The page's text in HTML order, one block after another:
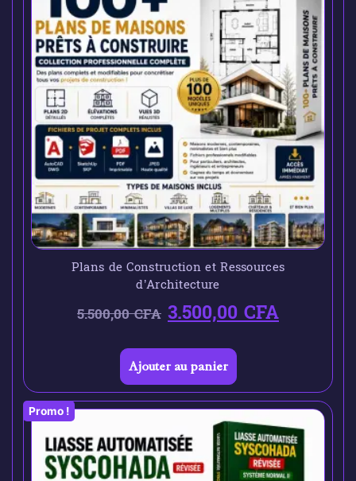
Plans de Construction et Ressources
d’Architecture
5.500,00CFA 3.500,00CFA
Ajouter au panier
Promo !